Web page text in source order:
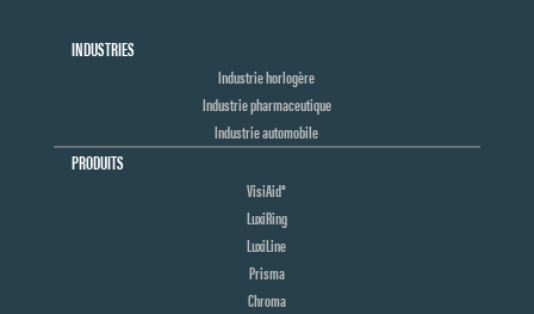
INDUSTRIES
Industrie horlogère
Industrie pharmaceutique
Industrie automobile
PRODUITS
VisiAid®
LuxiRing
LuxiLine
Prisma
Chroma